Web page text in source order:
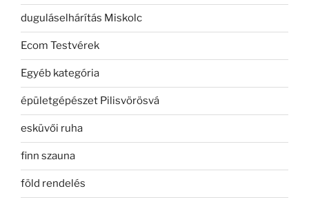
duguláselhárítás Miskolc
Ecom Testvérek
Egyéb kategória
épületgépészet Pilisvörösvá
esküvői ruha
finn szauna
föld rendelés